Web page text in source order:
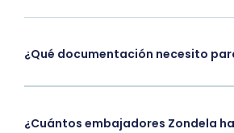
¿Qué documentación necesito
¿Cuántos embajadores Zondela